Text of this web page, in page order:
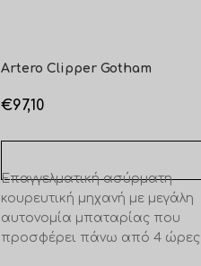
Artero Clipper Gotham
€97,10
Επαγγελματική ασύρματη
κουρευτική μηχανή με μεγάλη
αυτονομία μπαταρίας που
προσφέρει πάνω από 4 ώρες